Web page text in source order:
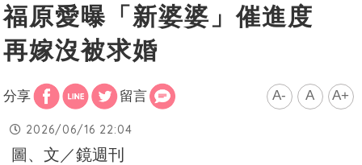
福原愛曝「新婆婆」催進度
再嫁沒被求婚
分享 留言 A- A A+
2026/06/16 22:04
圖、文／鏡週刊